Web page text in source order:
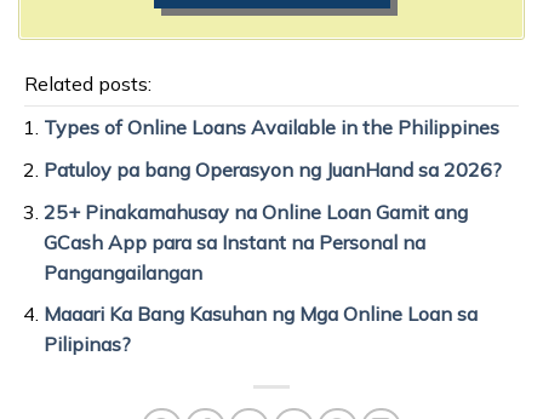
Related posts:
Types of Online Loans Available in the Philippines
Patuloy pa bang Operasyon ng JuanHand sa 2026?
25+ Pinakamahusay na Online Loan Gamit ang
GCash App para sa Instant na Personal na
Pangangailangan
Maaari Ka Bang Kasuhan ng Mga Online Loan sa
Pilipinas?